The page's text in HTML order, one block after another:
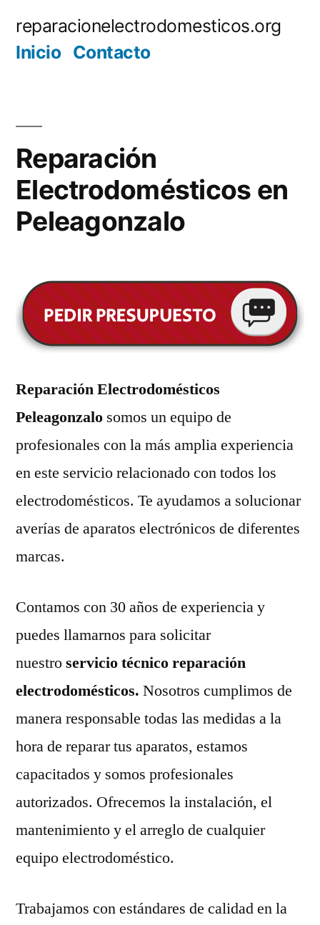
reparacionelectrodomesticos.org
Inicio Contacto
Reparación
Electrodomésticos en
Peleagonzalo
Reparación Electrodomésticos
Peleagonzalo somos un equipo de
profesionales con la más amplia experiencia
en este servicio relacionado con todos los
electrodomésticos. Te ayudamos a solucionar
averías de aparatos electrónicos de diferentes
marcas.
Contamos con 30 años de experiencia y
puedes llamarnos para solicitar
nuestroservicio técnico reparación
electrodomésticos. Nosotros cumplimos de
manera responsable todas las medidas a la
hora de reparar tus aparatos, estamos
capacitados y somos profesionales
autorizados. Ofrecemos la instalación, el
mantenimiento y el arreglo de cualquier
equipo electrodoméstico.
Trabajamos con estándares de calidad en la